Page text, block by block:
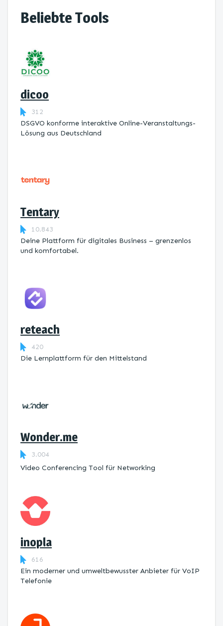
Beliebte Tools
dicoo
312
DSGVO konforme interaktive Online-Veranstaltungs-
Lösung aus Deutschland
Tentary
10.843
Deine Plattform für digitales Business – grenzenlos
und komfortabel.
reteach
420
Die Lernplattform ​für den Mittelstand
Wonder.me
3.004
Video Conferencing Tool für Networking
inopla
616
Ein moderner und umweltbewusster Anbieter für VoIP
Telefonie